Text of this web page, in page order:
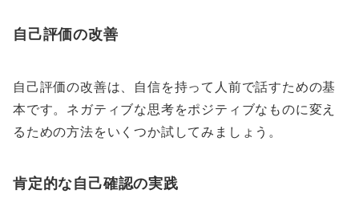
自己評価の改善
自己評価の改善は、自信を持って人前で話すための基
本です。ネガティブな思考をポジティブなものに変え
るための方法をいくつか試してみましょう。
肯定的な自己確認の実践